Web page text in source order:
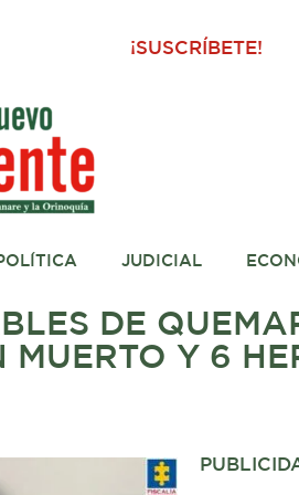
¡SUSCRÍBETE!
JUDICIAL
DE
MUERTO Y 6